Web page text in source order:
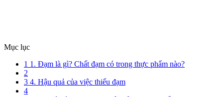
Mục lục
1 1. Đạm là gì? Chất đạm có trong thực phẩm nào?
2
3 4. Hậu quả của việc thiếu đạm
4